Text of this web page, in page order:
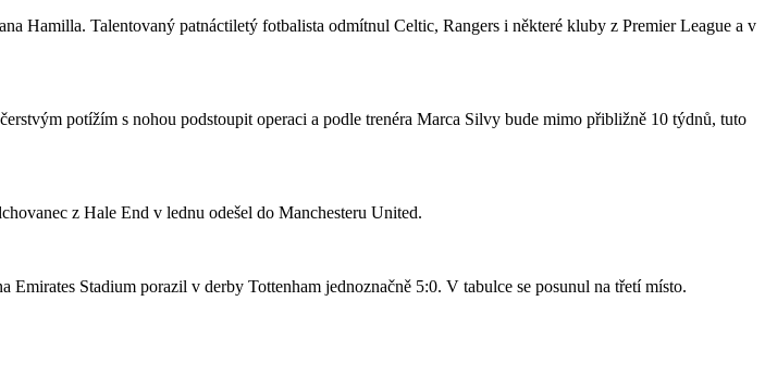
Hamilla. Talentovaný patnáctiletý fotbalista odmítnul Celtic, Rangers i některé kluby z Premier League a v
potížím s nohou podstoupit operaci a podle trenéra Marca Silvy bude mimo přibližně 10 týdnů, tuto
z Hale End v lednu odešel do Manchesteru United.
Stadium porazil v derby Tottenham jednoznačně 5:0. V tabulce se posunul na třetí místo.